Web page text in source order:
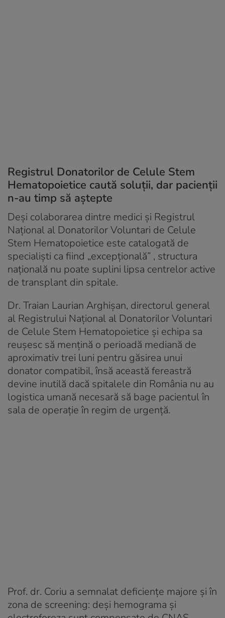
Registrul Donatorilor de Celule Stem
Hematopoietice caută soluții, dar pacienții
n-au timp să aștepte
Deși colaborarea dintre medici și Registrul
Național al Donatorilor Voluntari de Celule
Stem Hematopoietice este catalogată de
specialiști ca fiind „excepțională” , structura
națională nu poate suplini lipsa centrelor active
de transplant din spitale.
Dr. Traian Laurian Arghișan, directorul general
al Registrului Național al Donatorilor Voluntari
de Celule Stem Hematopoietice și echipa sa
reușesc să mențină o perioadă mediană de
aproximativ trei luni pentru găsirea unui
donator compatibil, însă această fereastră
devine inutilă dacă spitalele din România nu au
logistica umană necesară să bage pacientul în
sala de operație în regim de urgență.
Prof. dr. Coriu a semnalat deficiențe majore și în
zona de screening: deși hemograma și